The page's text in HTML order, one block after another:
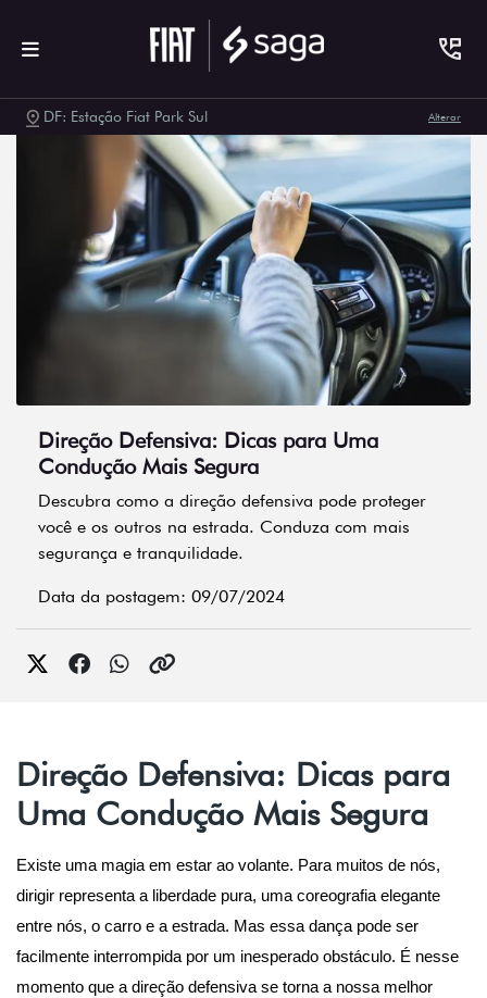
DF: Estação Fiat Park Sul Alterar
Direção Defensiva: Dicas para Uma
Condução Mais Segura
Descubra como a direção defensiva pode proteger
você e os outros na estrada. Conduza com mais
segurança e tranquilidade.
Data da postagem: 09/07/2024
Direção Defensiva: Dicas para
Uma Condução Mais Segura
Existe uma magia em estar ao volante. Para muitos de nós,
dirigir representa a liberdade pura, uma coreografia elegante
entre nós, o carro e a estrada. Mas essa dança pode ser
facilmente interrompida por um inesperado obstáculo. É nesse
momento que a direção defensiva se torna a nossa melhor